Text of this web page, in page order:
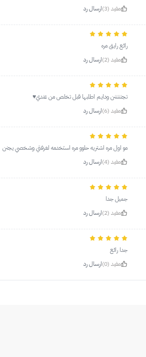
مفيد (3)
ارسال رد
رائع رايق مره
مفيد (2)
ارسال رد
تجنننننن ودايم اطلبها قبل تخلص من عندي♥️
مفيد (6)
ارسال رد
مو اول مره اشتريه حلوو مره استخدمه لغرفتي وشخصي يجنن
مفيد (4)
ارسال رد
جميل جدا
مفيد (2)
ارسال رد
جدا رائع
مفيد (0)
ارسال رد